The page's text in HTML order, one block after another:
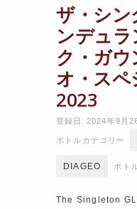
ザ・シン
ンデュラ
ク・ガウ
オ・スペ
2023
登録日 2024年9月
ボトルカテゴリー
DIAGEO ボト
The Singleton